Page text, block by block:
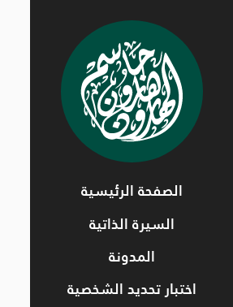
الصفحة الرئيسية
السيرة الذاتية
المدونة
اختبار تحديد الشخصية